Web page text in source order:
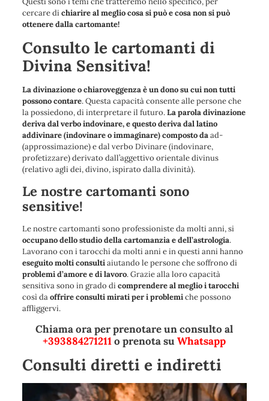
cercare dichiarire al meglio cosa si può e cosa non si può
ottenere dalla cartomante!
Consulto le cartomanti di
Divina Sensitiva!
La divinazione o chiaroveggenza è un dono su cui non tutti
possono contare. Questa capacità consente alle persone che
la possiedono, di interpretare il futuro.La parola divinazione
deriva dal verbo indovinare, e questo deriva dal latino
addivinare (indovinare o immaginare) composto daad-
(approssimazione) e dal verbo Divinare (indovinare,
profetizzare) derivato dall’aggettivo orientale divinus
(relativo agli dei, divino, ispirato dalla divinità).
Le nostre cartomanti sono
sensitive!
Le nostre cartomanti sono professioniste da molti anni, si
occupano dello studio della cartomanzia e dell’astrologia.
Lavorano con i tarocchi da molti anni e in questi anni hanno
eseguito molti consultiaiutando le persone che soffrono di
problemi d’amore e di lavoro. Grazie alla loro capacità
sensitiva sono in grado dicomprendere al meglio i tarocchi
così daoffrire consulti mirati per i problemiche possono
affliggervi.
Chiama ora per prenotare un consulto al
+393884271211 o prenota su Whatsapp
Consulti diretti e indiretti